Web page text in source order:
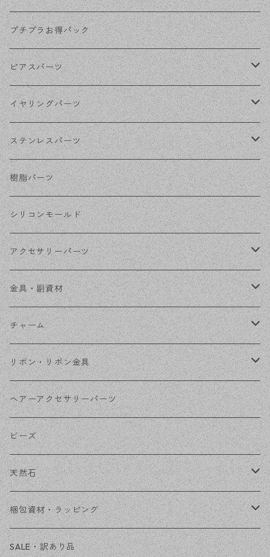
KCゴールド
ゴールド
シルバー
ホワイトシルバー
ステンレス・シルバー
ステンレス・ゴールド
プチプラお得パック
ピアスパーツ
ポストピアス
フックピアス
その他ピアス
イヤリングパーツ
ネジばねイヤリング
クリップイヤリング
ノンホールピアス
ステンレスパーツ
ステンレスピアス
ステンレスイヤリング
ステンレスチェーン
ステンレス金具
樹脂パーツ
シリコンモールド
アクセサリーパーツ
デザイン丸カン
フレーム
コネクター
その他
金具・副資材
丸カン
ピン類
花座・ビーズキャップ
チェーン
その他
チャーム
金属
アクリル・プラ
ファーボール
リボン・リボン金具
リボン
リボン金具
ヘアーアクセサリーパーツ
ビーズ
天然石
穴あき
穴なし
梱包資材・ラッピング
発送ボックス
SALE・訳あり品